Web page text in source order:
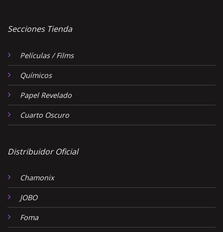
Secciones Tienda
Películas / Films
Químicos
Papel Revelado
Cuarto Oscuro
Distribuidor Oficial
Chamonix
JOBO
Foma